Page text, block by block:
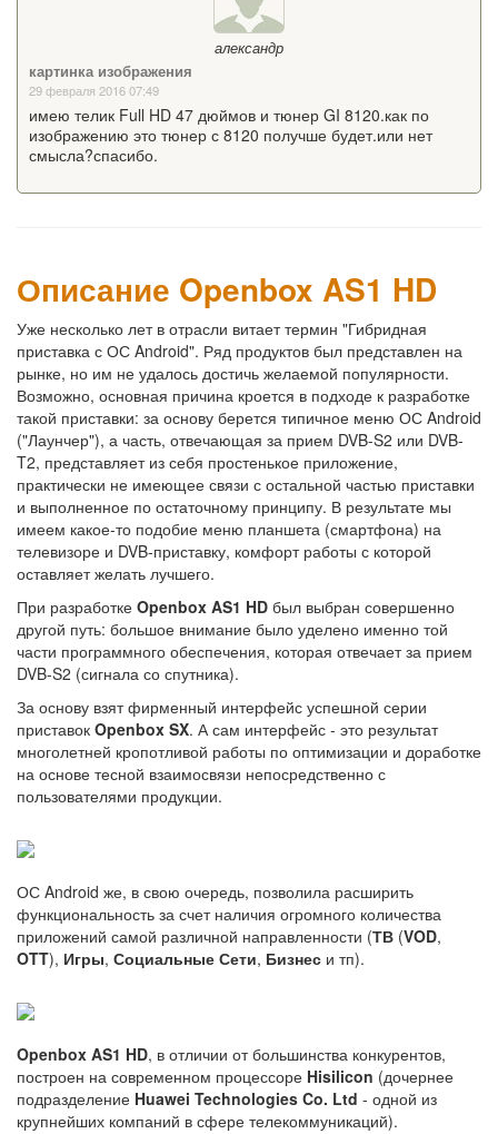
александр
картинка изображения
29 февраля 2016 07:49
имею телик Full HD 47 дюймов и тюнер GI 8120.как по
изображению это тюнер с 8120 получше будет.или нет
смысла?спасибо.
Описание Openbox AS1 HD
Уже несколько лет в отрасли витает термин "Гибридная
приставка с ОС Android". Ряд продуктов был представлен на
рынке, но им не удалось достичь желаемой популярности.
Возможно, основная причина кроется в подходе к разработке
такой приставки: за основу берется типичное меню ОС Android
("Лаунчер"), а часть, отвечающая за прием DVB-S2 или DVB-
T2, представляет из себя простенькое приложение,
практически не имеющее связи с остальной частью приставки
и выполненное по остаточному принципу. В результате мы
имеем какое-то подобие меню планшета (смартфона) на
телевизоре и DVB-приставку, комфорт работы с которой
оставляет желать лучшего.
При разработке Openbox AS1 HD был выбран совершенно
другой путь: большое внимание было уделено именно той
части программного обеспечения, которая отвечает за прием
DVB-S2 (сигнала со спутника).
За основу взят фирменный интерфейс успешной серии
приставок Openbox SX. А сам интерфейс - это результат
многолетней кропотливой работы по оптимизации и доработке
на основе тесной взаимосвязи непосредственно с
пользователями продукции.
ОС Android же, в свою очередь, позволила расширить
функциональность за счет наличия огромного количества
приложений самой различной направленности (ТВ (VOD,
OTT), Игры, Социальные Сети, Бизнес и тп).
Openbox AS1 HD, в отличии от большинства конкурентов,
построен на современном процессоре Hisilicon (дочернее
подразделение Huawei Technologies Co. Ltd - одной из
крупнейших компаний в сфере телекоммуникаций).